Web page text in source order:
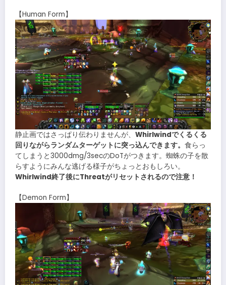
【Human Form】
静止画ではさっぱり伝わりませんが、 Whirlwindでくるくる
回りながらランダムターゲットに突っ込んできます。 食らっ
てしまうと3000dmg/3secのDoTがつきます。蜘蛛の子を散
らすようにみんな逃げる様子がちょっとおもしろい。
Whirlwind終了後にThreatがリセットされるので注意！
【Demon Form】